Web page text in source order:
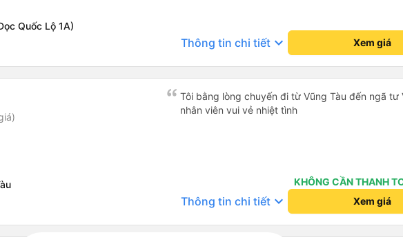
Quốc Lộ 1A)
Thông tin chi tiết keyboard_arrow_down Xem giá
Tôi bằng lòng chuyến đi từ Vũng Tàu đến ngã tư
nhân viên vui vẻ nhiệt tình
KHÔNG CẦN THANH
Thông tin chi tiết keyboard_arrow_down Xem giá